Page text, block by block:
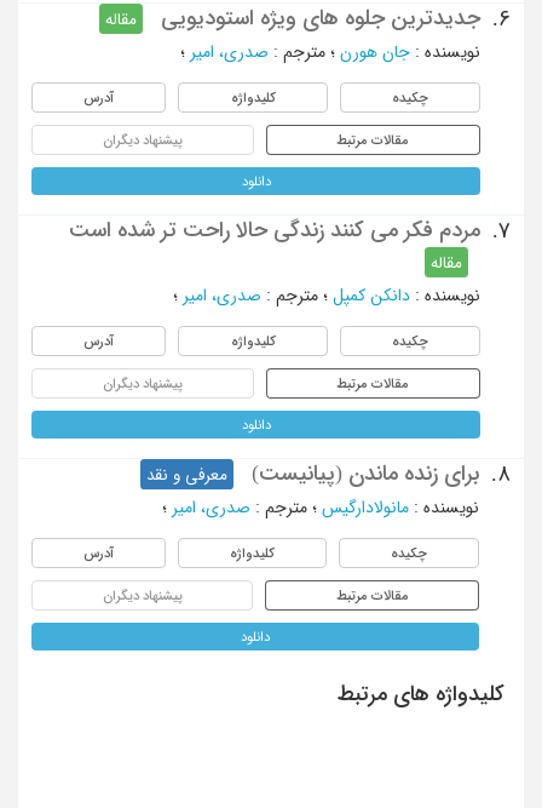
6. جدیدترین جلوه های ویژه استودیویی
مقاله
نویسنده : جان هورن ؛ مترجم : صدری، امیر ؛
چکیده کلیدواژه آدرس
مقالات مرتبط پیشنهاد دیگران
دانلود
7. مردم فکر می کنند زندگی حالا راحت تر شده است
مقاله
نویسنده : دانکن کمپل ؛ مترجم : صدری، امیر ؛
چکیده کلیدواژه آدرس
مقالات مرتبط پیشنهاد دیگران
دانلود
8. برای زنده ماندن (پیانیست)
معرفی و نقد
نویسنده : مانولادارگیس ؛ مترجم : صدری، امیر ؛
چکیده کلیدواژه آدرس
مقالات مرتبط پیشنهاد دیگران
دانلود
کلیدواژه های مرتبط